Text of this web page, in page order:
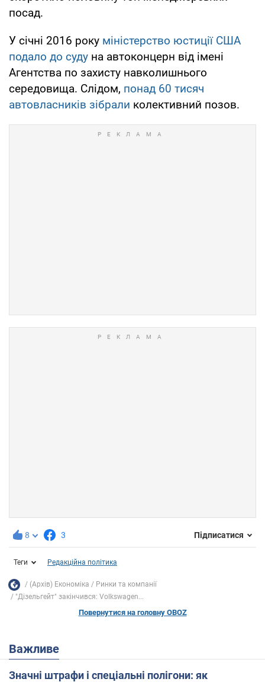
посад.
У січні 2016 року міністерство юстиції США
подало до суду на автоконцерн від імені
Агентства по захисту навколишнього
середовища. Слідом, понад 60 тисяч
автовласників зібрали колективний позов.
8 3 Підписатися
Теги Редакційна політика
(Архів) Економіка
Ринки та компанії
"Дізельгейт" закінчився: Volkswagen...
Повернутися на головну OBOZ
Важливе
Значні штрафи і спеціальні полігони: як